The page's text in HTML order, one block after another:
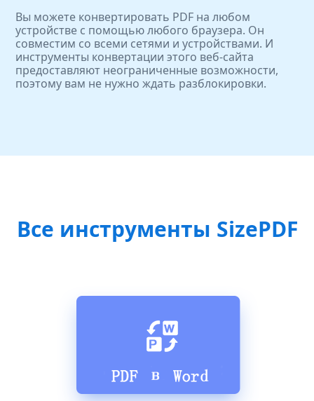
Вы можете конвертировать PDF на любом
устройстве с помощью любого браузера. Он
совместим со всеми сетями и устройствами. И
инструменты конвертации этого веб-сайта
предоставляют неограниченные возможности,
поэтому вам не нужно ждать разблокировки.
Все инструменты SizePDF